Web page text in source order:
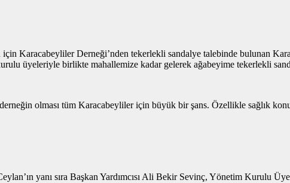
Karacabeyliler Derneği’nden tekerlekli sandalye talebinde bulunan
üyeleriyle birlikte mahallemize kadar gelerek ağabeyime tekerlekli
olması tüm Karacabeyliler için büyük bir şans. Özellikle sağlık
yanı sıra Başkan Yardımcısı Ali Bekir Sevinç, Yönetim Kurulu